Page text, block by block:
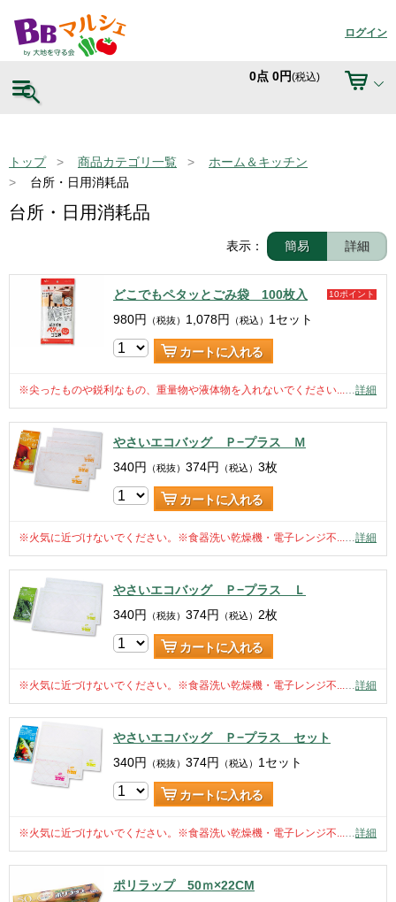
ログイン
0点 0円(税込)
トップ 商品カテゴリ一覧
ホーム＆キッチン
台所・日用消耗品
台所・日用消耗品
表示： 簡易 詳細
どこでもペタッとごみ袋 100枚入 10ポイント
980円 （税抜） 1,078円 （税込） 1セット
カートに入れる
※尖ったものや鋭利なもの、重量物や液体物を入れないでください...…詳細
やさいエコバッグ Ｐ−プラス Ｍ
340円 （税抜） 374円 （税込） 3枚
カートに入れる
※火気に近づけないでください。※食器洗い乾燥機・電子レンジ不...…詳細
やさいエコバッグ Ｐ−プラス Ｌ
340円 （税抜） 374円 （税込） 2枚
カートに入れる
※火気に近づけないでください。※食器洗い乾燥機・電子レンジ不...…詳細
やさいエコバッグ Ｐ−プラス セット
340円 （税抜） 374円 （税込） 1セット
カートに入れる
※火気に近づけないでください。※食器洗い乾燥機・電子レンジ不...…詳細
ポリラップ 50ｍ×22CM